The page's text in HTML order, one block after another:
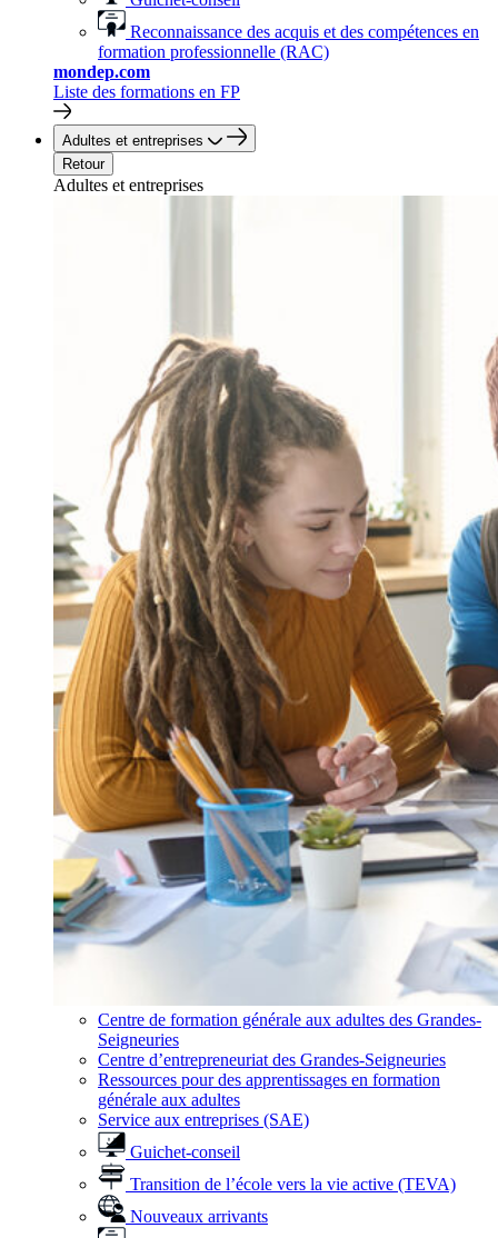
Reconnaissance des acquis et des compétences en
formation professionnelle (RAC)
mondep.com
Liste des formations en FP
Adultes et entreprises
Retour
Adultes et entreprises
Centre de formation générale aux adultes des Grandes-
Seigneuries
Centre d’entrepreneuriat des Grandes-Seigneuries
Ressources pour des apprentissages en formation
générale aux adultes
Service aux entreprises (SAE)
Guichet-conseil
Transition de l’école vers la vie active (TEVA)
Nouveaux arrivants